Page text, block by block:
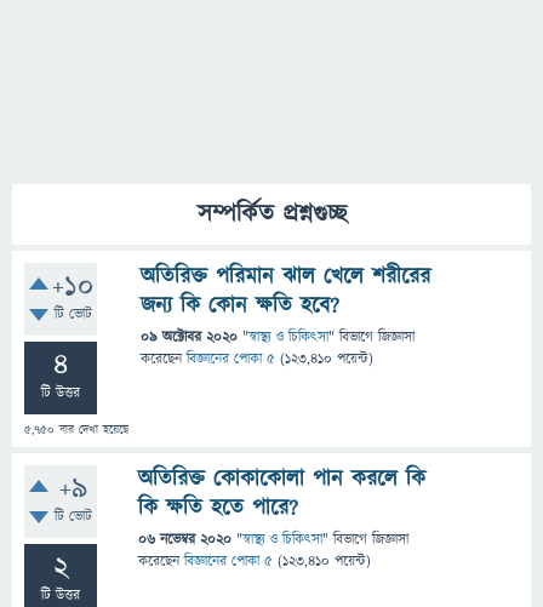
সম্পর্কিত প্রশ্নগুচ্ছ
+10
টি ভোট
4
টি উত্তর
5,750 বার দেখা হয়েছে
অতিরিক্ত পরিমান ঝাল খেলে শরীরের
জন্য কি কোন ক্ষতি হবে?
09 অক্টোবর 2020 "স্বাস্থ্য ও চিকিৎসা" বিভাগে জিজ্ঞাসা
করেছেনবিজ্ঞানের পোকা ৫ (123,410 পয়েন্ট)
+9
টি ভোট
2
টি উত্তর
অতিরিক্ত কোকাকোলা পান করলে কি
কি ক্ষতি হতে পারে?
06 নভেম্বর 2020 "স্বাস্থ্য ও চিকিৎসা" বিভাগে জিজ্ঞাসা
করেছেনবিজ্ঞানের পোকা ৫ (123,410 পয়েন্ট)